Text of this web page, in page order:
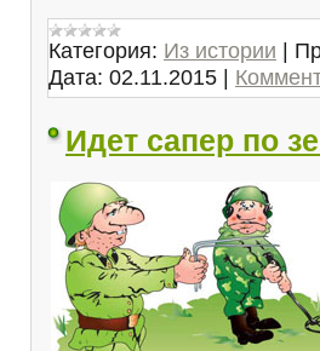
Категория: Из истории |
Дата: 02.11.2015 |
Идет сапер по